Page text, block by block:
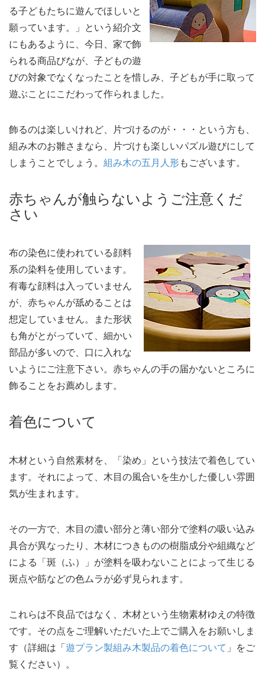
る子どもたちに遊んでほしいと
願っています。」という紹介文
にもあるように、今日、家で飾
られる商品びなが、子どもの遊
びの対象でなくなったことを惜しみ、子どもが手に取って
遊ぶことにこだわって作られました。
飾るのは楽しいけれど、片づけるのが・・・という方も、
組み木のお雛さまなら、片づけも楽しいパズル遊びにして
しまうことでしょう。 組み木の五月人形 もございます。
赤ちゃんが触らないようご注意くだ
さい
布の染色に使われている顔料
系の染料を使用しています。
有毒な顔料は入っていません
が、赤ちゃんが舐めることは
想定していません。また形状
も角がとがっていて、細かい
部品が多いので、口に入れな
いようにご注意下さい。赤ちゃんの手の届かないところに
飾ることをお薦めします。
着色について
木材という自然素材を、「染め」という技法で着色してい
ます。それによって、木目の風合いを生かした優しい雰囲
気が生まれます。
その一方で、木目の濃い部分と薄い部分で塗料の吸い込み
具合が異なったり、木材につきものの樹脂成分や組織など
による「斑（ふ）」が塗料を吸わないことによって生じる
斑点や筋などの色ムラが必ず見られます。
これらは不良品ではなく、木材という生物素材ゆえの特徴
です。その点をご理解いただいた上でご購入をお願いしま
す（詳細は「 遊プラン製組み木製品の着色について 」をご
覧ください）。